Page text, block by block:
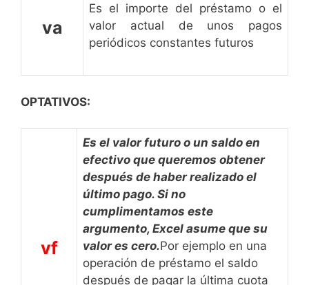
va
Es el importe del préstamo o el
valor actual de unos pagos
periódicos constantes futuros
OPTATIVOS:
vf
Es el valor futuro o un saldo en
efectivo que queremos obtener
después de haber realizado el
último pago. Si no
cumplimentamos este
argumento, Excel asume que su
valor es cero.Por ejemplo en una
operación de préstamo el saldo
después de pagar la última cuota